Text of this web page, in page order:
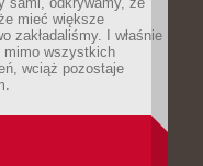
mieć większe
zakładaliśmy. I właśnie
mimo wszystkich
wciąż pozostaje